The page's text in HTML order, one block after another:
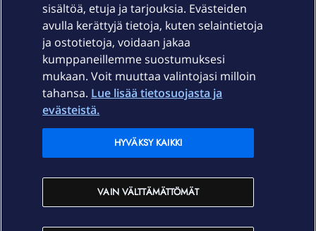
Palvelut
Ajankohtaista
Elisa Oyj
In English
sisältöä, etuja ja tarjouksia. Evästeiden
avulla kerättyjä tietoja, kuten selaintietoja
ja ostotietoja, voidaan jakaa
kumppaneillemme suostumuksesi
mukaan. Voit muuttaa valintojasi milloin
tahansa. Lue lisää tietosuojasta ja
evästeistä.
VAIN VÄLTTÄMÄTTÖMÄT
HYVÄKSY KAIKKI